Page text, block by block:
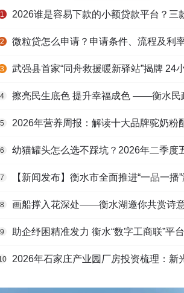
1 2026谁是容易下款的小额贷款平台？三款小额贷款产
2 微粒贷怎么申请？申请条件、流程及利率详情
3 武强县首家“同舟救援暖新驿站”揭牌 24小时运行守护
4 擦亮民生底色 提升幸福成色 ——衡水民政事业高质量
5 2026年营养周报：解读十大品牌驼奶粉配料表，识别纯驼
6 幼猫罐头怎么选不踩坑？2026年二季度五大品牌肠胃
7 【新闻发布】衡水市全面推进“一品一播”激活直播电商
8 画船撑入花深处——衡水湖邀你共赏诗
9 助企纾困精准发力 衡水“数字工商联”平台授信
2026年石家庄产业园厂房投资梳理：新光耀激光科技